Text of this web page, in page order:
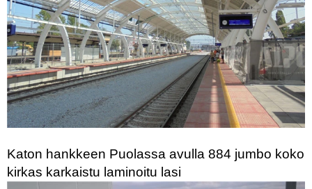
Katon hankkeen Puolassa avulla 884 jumbo koko
kirkas karkaistu laminoitu lasi